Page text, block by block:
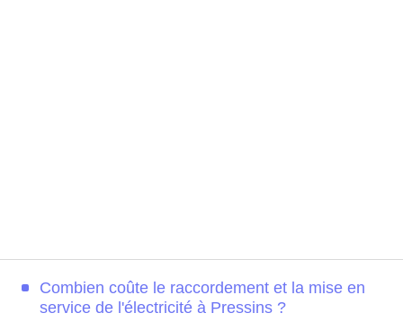
Combien coûte le raccordement et la mise en
service de l'électricité à Pressins ?